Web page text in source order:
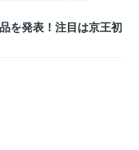
を発表！注目は京王初